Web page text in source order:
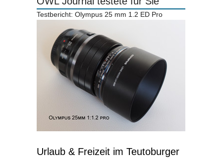
Testbericht: Olympus 25 mm 1.2 ED Pro
Urlaub & Freizeit im Teutoburger